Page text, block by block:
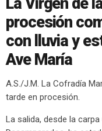
procesión
con lluvia y
Ave María
A.S./J.M. La Cofradía
tarde en procesión.
La salida, desde la